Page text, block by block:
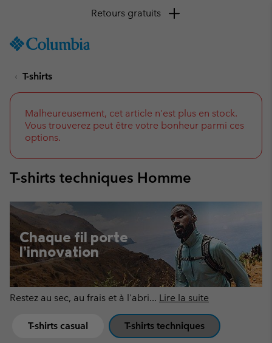
TO
SKIP
NAV
SKIP
TO
SEARCH
Retours gratuits
T-shirts
Malheureusement, cet article n'est plus en stock.
Vous trouverez peut être votre bonheur parmi ces
options.
T-shirts techniques Homme
Chaque fil porte
l’innovation
Restez au sec, au frais et à l'abri... Lire la suite
T-shirts casual T-shirts techniques